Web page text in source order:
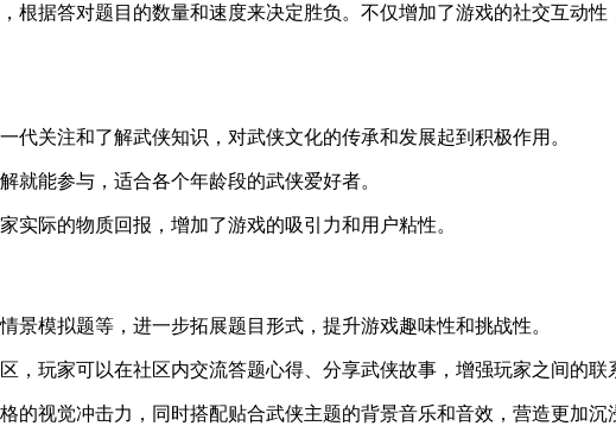
根据答对题目的数量和速度来决定胜负。不仅增加了游戏的社交互动
关注和了解武侠知识，对武侠文化的传承和发展起到积极作用。
就能参与，适合各个年龄段的武侠爱好者。
实际的物质回报，增加了游戏的吸引力和用户粘性。
模拟题等，进一步拓展题目形式，提升游戏趣味性和挑战性。
玩家可以在社区内交流答题心得、分享武侠故事，增强玩家之间的联
视觉冲击力，同时搭配贴合武侠主题的背景音乐和音效，营造更加沉